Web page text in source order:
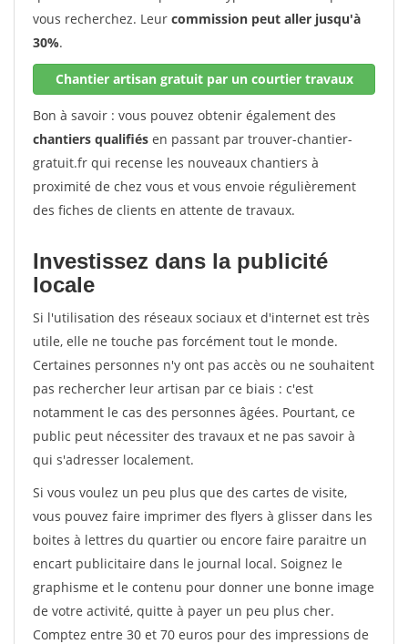
vous recherchez. Leur commission peut aller jusqu'à
30%.
Chantier artisan gratuit par un courtier travaux
Bon à savoir : vous pouvez obtenir également des
chantiers qualifiés en passant par trouver-chantier-
gratuit.fr qui recense les nouveaux chantiers à
proximité de chez vous et vous envoie régulièrement
des fiches de clients en attente de travaux.
Investissez dans la publicité
locale
Si l'utilisation des réseaux sociaux et d'internet est très
utile, elle ne touche pas forcément tout le monde.
Certaines personnes n'y ont pas accès ou ne souhaitent
pas rechercher leur artisan par ce biais : c'est
notamment le cas des personnes âgées. Pourtant, ce
public peut nécessiter des travaux et ne pas savoir à
qui s'adresser localement.
Si vous voulez un peu plus que des cartes de visite,
vous pouvez faire imprimer des flyers à glisser dans les
boites à lettres du quartier ou encore faire paraitre un
encart publicitaire dans le journal local. Soignez le
graphisme et le contenu pour donner une bonne image
de votre activité, quitte à payer un peu plus cher.
Comptez entre 30 et 70 euros pour des impressions de